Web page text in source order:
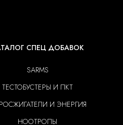
СПЕЦ ДОБАВОК
SARMS
ТЕСТОБУСТЕРЫ И ПКТ
И ЭНЕРГИЯ
НООТРОПЫ